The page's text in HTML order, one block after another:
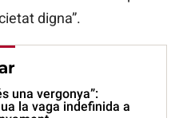
digna”.
una vergonya”:
la vaga indefinida a